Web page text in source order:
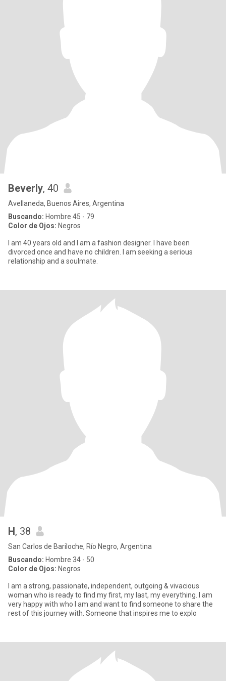
Beverly, 40
Avellaneda, Buenos Aires, Argentina
Buscando: Hombre 45 - 79
Color de Ojos: Negros
I am 40 years old and I am a fashion designer. I have been
divorced once and have no children. I am seeking a serious
relationship and a soulmate.
H, 38
San Carlos de Bariloche, Río Negro, Argentina
Buscando: Hombre 34 - 50
Color de Ojos: Negros
I am a strong, passionate, independent, outgoing & vivacious
woman who is ready to find my first, my last, my everything. I am
very happy with who I am and want to find someone to share the
rest of this journey with. Someone that inspires me to explo